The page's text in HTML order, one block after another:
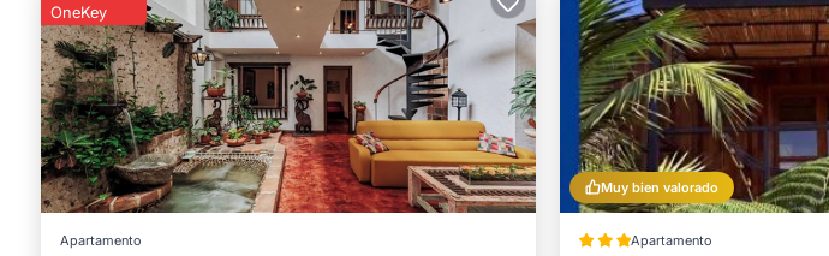
OneKey
Apartamento
Muy bien valorado
Apartamento